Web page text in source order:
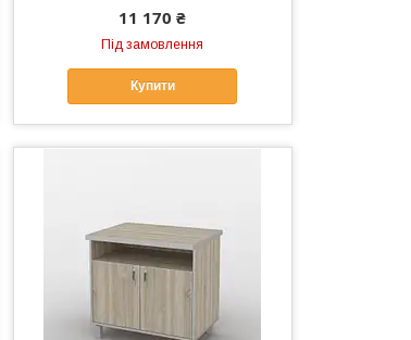
11 170 ₴
Під замовлення
Купити